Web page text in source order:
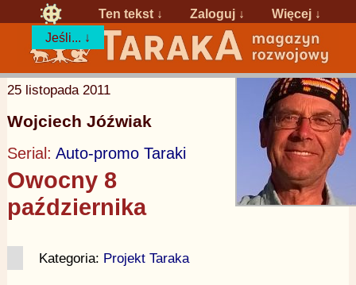
Ten tekst ↓ Zaloguj ↓
Więcej ↓
Jeśli... ↓
25 listopada 2011
Wojciech Jóźwiak
Serial: Auto-promo Taraki
Owocny 8
października
Kategoria: Projekt Taraka